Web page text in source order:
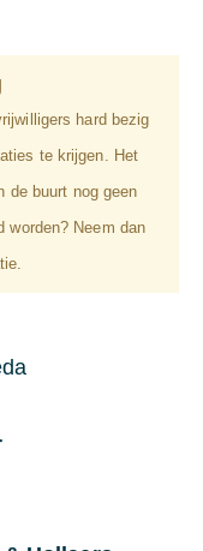
hard bezig
te krijgen. Het
de buurt nog geen
worden? Neem dan